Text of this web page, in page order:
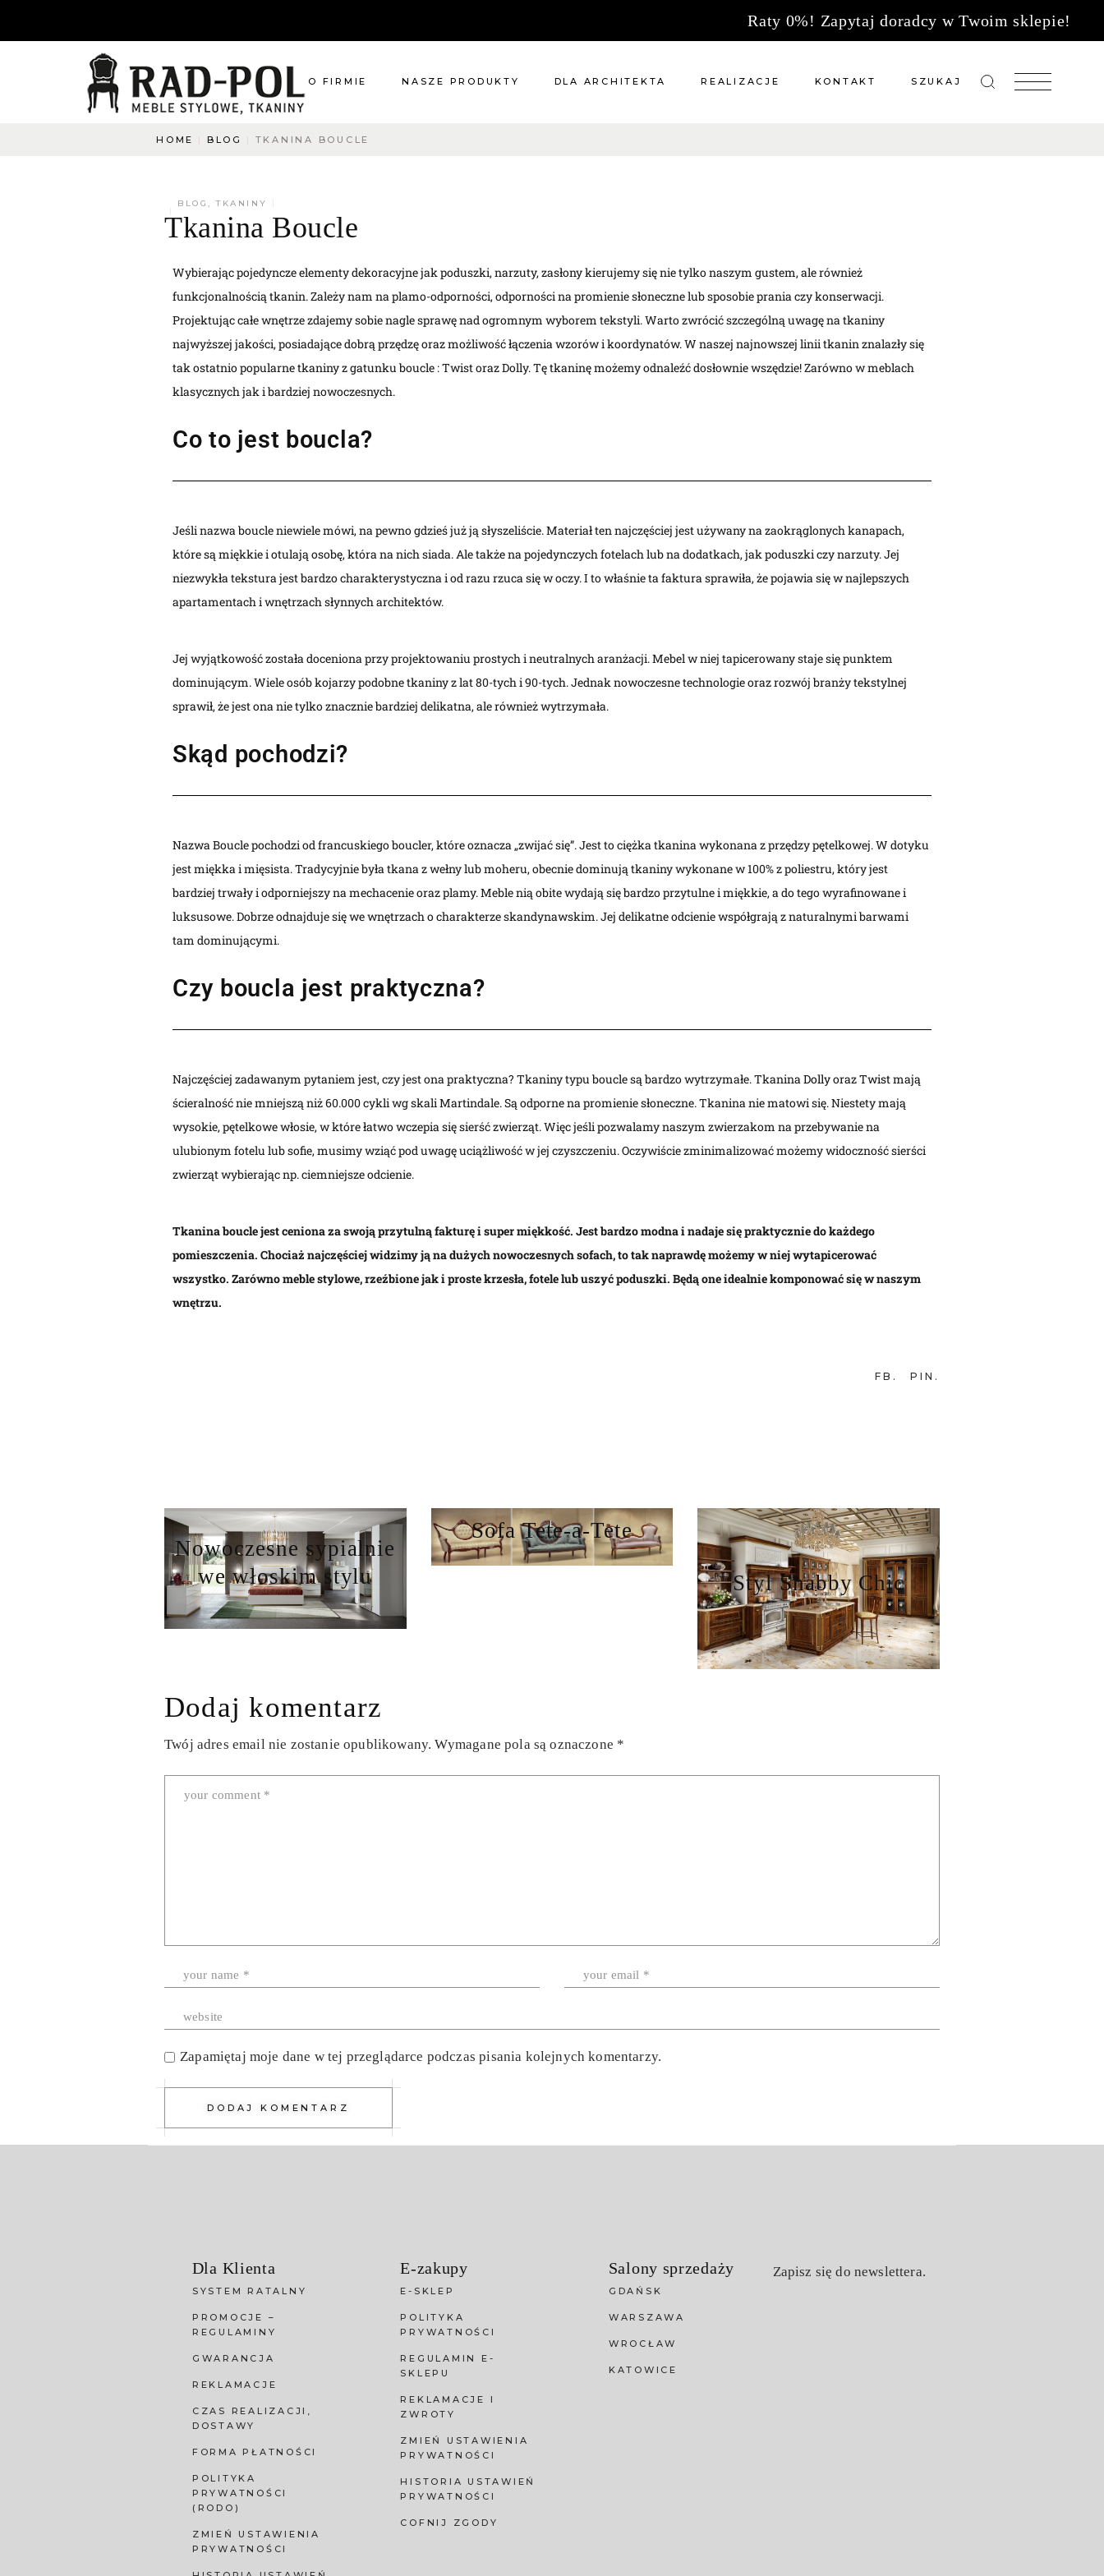
Raty 0%! Zapytaj doradcy w Twoim sklepie!
O FIRMIE
O co pytacie?
NASZE PRODUKTY
Dodatki
Tkaniny
Katalog
DLA ARCHITEKTA REALIZACJE KONTAKT SZUKAJ
HOME BLOG TKANINA BOUCLE
BLOG ,TKANINY
Tkanina Boucle
Wybierając pojedyncze elementy dekoracyjne jak poduszki, narzuty, zasłony kierujemy się nie tylko naszym gustem, ale również
funkcjonalnością tkanin. Zależy nam na plamo-odporności, odporności na promienie słoneczne lub sposobie prania czy konserwacji.
Projektując całe wnętrze zdajemy sobie nagle sprawę nad ogromnym wyborem tekstyli. Warto zwrócić szczególną uwagę na tkaniny
najwyższej jakości, posiadające dobrą przędzę oraz możliwość łączenia wzorów i koordynatów. W naszej najnowszej linii tkanin znalazły się
tak ostatnio popularne tkaniny z gatunku boucle : Twist oraz Dolly. Tę tkaninę możemy odnaleźć dosłownie wszędzie! Zarówno w meblach
klasycznych jak i bardziej nowoczesnych.
Co to jest boucla?
Jeśli nazwa boucle niewiele mówi, na pewno gdzieś już ją słyszeliście. Materiał ten najczęściej jest używany na zaokrąglonych kanapach,
które są miękkie i otulają osobę, która na nich siada. Ale także na pojedynczych fotelach lub na dodatkach, jak poduszki czy narzuty. Jej
niezwykła tekstura jest bardzo charakterystyczna i od razu rzuca się w oczy. I to właśnie ta faktura sprawiła, że pojawia się w najlepszych
apartamentach i wnętrzach słynnych architektów.
Jej wyjątkowość została doceniona przy projektowaniu prostych i neutralnych aranżacji. Mebel w niej tapicerowany staje się punktem
dominującym. Wiele osób kojarzy podobne tkaniny z lat 80-tych i 90-tych. Jednak nowoczesne technologie oraz rozwój branży tekstylnej
sprawił, że jest ona nie tylko znacznie bardziej delikatna, ale również wytrzymała.
Skąd pochodzi?
Nazwa Boucle pochodzi od francuskiego boucler, które oznacza „zwijać się”. Jest to ciężka tkanina wykonana z przędzy pętelkowej. W dotyku
jest miękka i mięsista. Tradycyjnie była tkana z wełny lub moheru, obecnie dominują tkaniny wykonane w 100% z poliestru, który jest
bardziej trwały i odporniejszy na mechacenie oraz plamy. Meble nią obite wydają się bardzo przytulne i miękkie, a do tego wyrafinowane i
luksusowe. Dobrze odnajduje się we wnętrzach o charakterze skandynawskim. Jej delikatne odcienie współgrają z naturalnymi barwami
tam dominującymi.
Czy boucla jest praktyczna?
Najczęściej zadawanym pytaniem jest, czy jest ona praktyczna? Tkaniny typu boucle są bardzo wytrzymałe. TkaninaDollyorazTwistmają
ścieralność nie mniejszą niż 60.000 cykli wg skali Martindale. Są odporne na promienie słoneczne. Tkanina nie matowi się. Niestety mają
wysokie, pętelkowe włosie, w które łatwo wczepia się sierść zwierząt. Więc jeśli pozwalamy naszym zwierzakom na przebywanie na
ulubionym fotelu lub sofie, musimy wziąć pod uwagę uciążliwość w jej czyszczeniu. Oczywiście zminimalizować możemy widoczność sierści
zwierząt wybierając np. ciemniejsze odcienie.
Tkanina boucle jest ceniona za swoją przytulną fakturę i super miękkość. Jest bardzo modna i nadaje się praktycznie do każdego
pomieszczenia. Chociaż najczęściej widzimy ją na dużych nowoczesnych sofach, to tak naprawdę możemy w niej wytapicerować
wszystko. Zarówno meble stylowe, rzeźbione jak i proste krzesła, fotele lub uszyć poduszki. Będą one idealnie komponować się w naszym
wnętrzu.
FB PIN
Nowoczesne sypialnie
we włoskim stylu
Sofa Tete-a-Tete
Styl Shabby Chic
Dodaj komentarz
Twój adres email nie zostanie opublikowany. Wymagane pola są oznaczone *
Zapamiętaj moje dane w tej przeglądarce podczas pisania kolejnych komentarzy.
DODAJ KOMENTARZ
Dla Klienta
SYSTEM RATALNY
PROMOCJE –
REGULAMINY
GWARANCJA
REKLAMACJE
CZAS REALIZACJI,
DOSTAWY
FORMA PŁATNOŚCI
POLITYKA
PRYWATNOŚCI
(RODO)
ZMIEŃ USTAWIENIA
PRYWATNOŚCI
E-zakupy
E-SKLEP
POLITYKA
PRYWATNOŚCI
REGULAMIN E-
SKLEPU
REKLAMACJE I
ZWROTY
ZMIEŃ USTAWIENIA
PRYWATNOŚCI
HISTORIA USTAWIEŃ
PRYWATNOŚCI
COFNIJ ZGODY
Salony sprzedaży
GDAŃSK
WARSZAWA
WROCŁAW
KATOWICE
Zapisz się do newslettera.